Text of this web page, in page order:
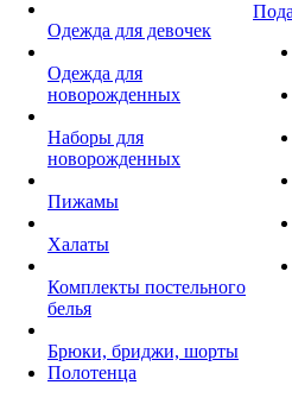
Одежда для девочек
Одежда для
новорожденных
Наборы для
новорожденных
Пижамы
Халаты
Комплекты постельного
белья
Брюки, бриджи, шорты
Полотенца